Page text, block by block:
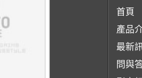
首頁
產品
最新
問與